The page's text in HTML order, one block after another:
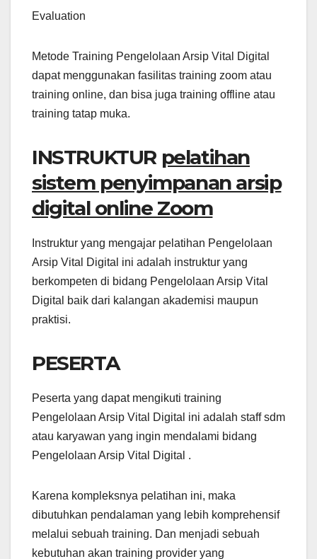
Evaluation
Metode Training Pengelolaan Arsip Vital Digital
dapat menggunakan fasilitas training zoom atau
training online, dan bisa juga training offline atau
training tatap muka.
INSTRUKTUR pelatihan
sistem penyimpanan arsip
digital online Zoom
Instruktur yang mengajar pelatihan Pengelolaan
Arsip Vital Digital ini adalah instruktur yang
berkompeten di bidang Pengelolaan Arsip Vital
Digital baik dari kalangan akademisi maupun
praktisi.
PESERTA
Peserta yang dapat mengikuti training
Pengelolaan Arsip Vital Digital ini adalah staff sdm
atau karyawan yang ingin mendalami bidang
Pengelolaan Arsip Vital Digital .
Karena kompleksnya pelatihan ini, maka
dibutuhkan pendalaman yang lebih komprehensif
melalui sebuah training. Dan menjadi sebuah
kebutuhan akan training provider yang